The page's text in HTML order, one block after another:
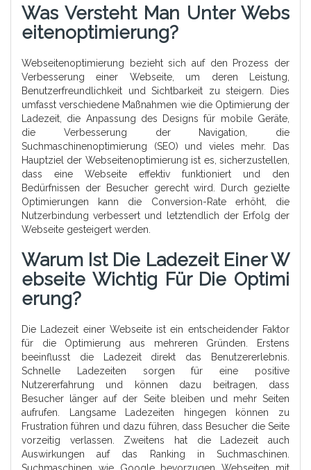
Was Versteht Man Unter Webs
Eitenoptimierung?
Webseitenoptimierung bezieht sich auf den Prozess der
Verbesserung einer Webseite, um deren Leistung,
Benutzerfreundlichkeit und Sichtbarkeit zu steigern. Dies
umfasst verschiedene Maßnahmen wie die Optimierung der
Ladezeit, die Anpassung des Designs für mobile Geräte,
die Verbesserung der Navigation, die
Suchmaschinenoptimierung (SEO) und vieles mehr. Das
Hauptziel der Webseitenoptimierung ist es, sicherzustellen,
dass eine Webseite effektiv funktioniert und den
Bedürfnissen der Besucher gerecht wird. Durch gezielte
Optimierungen kann die Conversion-Rate erhöht, die
Nutzerbindung verbessert und letztendlich der Erfolg der
Webseite gesteigert werden.
Warum Ist Die Ladezeit Einer W
Ebseite Wichtig Für Die Optimi
Erung?
Die Ladezeit einer Webseite ist ein entscheidender Faktor
für die Optimierung aus mehreren Gründen. Erstens
beeinflusst die Ladezeit direkt das Benutzererlebnis.
Schnelle Ladezeiten sorgen für eine positive
Nutzererfahrung und können dazu beitragen, dass
Besucher länger auf der Seite bleiben und mehr Seiten
aufrufen. Langsame Ladezeiten hingegen können zu
Frustration führen und dazu führen, dass Besucher die Seite
vorzeitig verlassen. Zweitens hat die Ladezeit auch
Auswirkungen auf das Ranking in Suchmaschinen.